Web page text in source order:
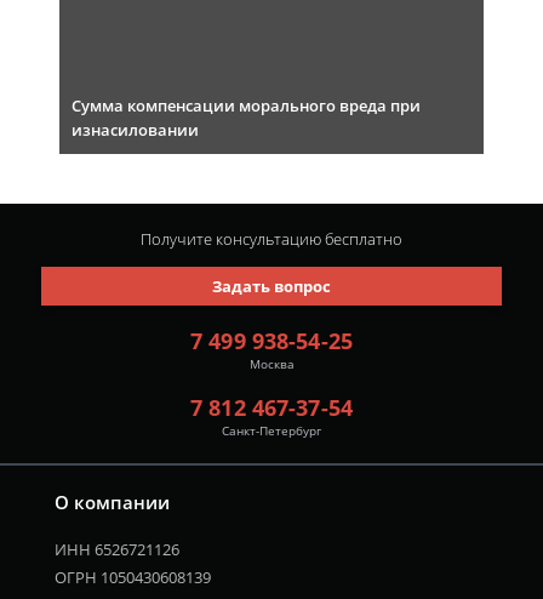
Сумма компенсации морального вреда при
изнасиловании
О компании
ИНН 6526721126
ОГРН 1050430608139
7 499 938-54-25
Москва
7 812 467-37-54
Санкт-Петербург
Задать вопрос
Получите консультациюбесплатно